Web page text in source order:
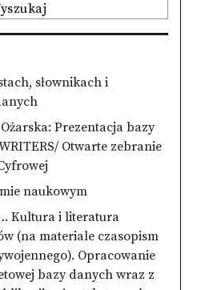
słownikach i
Prezentacja bazy
Otwarte zebranie
naukowym
Kultura i literatura
(na materiale czasopism
Opracowanie
bazy danych wraz z